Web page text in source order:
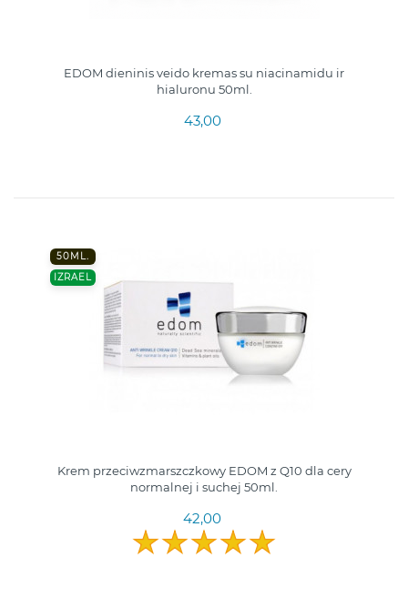
EDOM dieninis veido kremas su niacinamidu ir
hialuronu 50ml.
43,00
50ML.
IZRAEL
Krem przeciwzmarszczkowy EDOM z Q10 dla cery
normalnej i suchej 50ml.
42,00